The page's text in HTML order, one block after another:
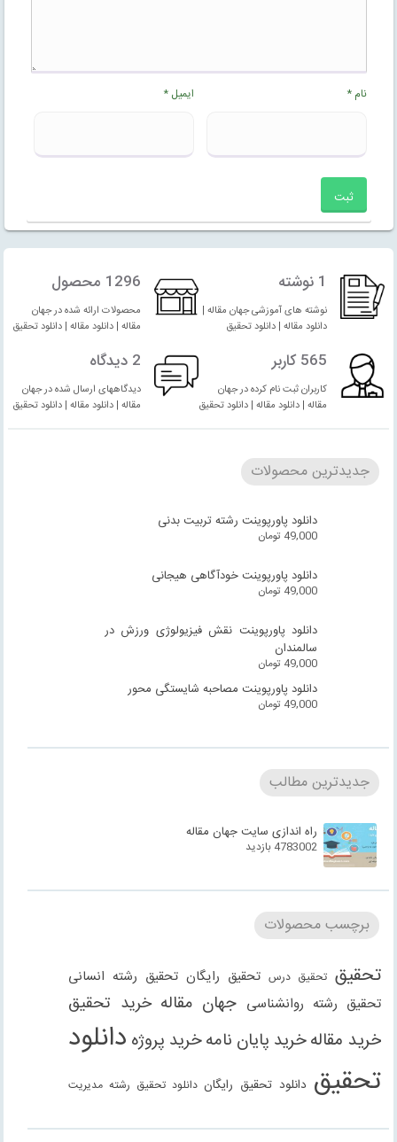
نام* ایمیل*
1 نوشته
نوشته های آموزشی جهان مقاله |
دانلود مقاله | دانلود تحقیق
1296 محصول
محصولات ارائه شده در جهان
مقاله | دانلود مقاله | دانلود تحقیق
565 کاربر
کاربران ثبت نام کرده در جهان
مقاله | دانلود مقاله | دانلود تحقیق
2 دیدگاه
دیدگاههای ارسال شده در جهان
مقاله | دانلود مقاله | دانلود تحقیق
جدیدترین محصولات
دانلود پاورپوینت رشته تربیت بدنی
49,000 تومان
دانلود پاورپوینت خودآگاهی هیجانی
49,000 تومان
دانلود پاورپوینت نقش فیزیولوژی ورزش در
سالمندان
49,000 تومان
دانلود پاورپوینت مصاحبه شایستگی محور
49,000 تومان
جدیدترین مطالب
راه اندازی سایت جهان مقاله
4783002 بازدید
برچسب محصولات
تحقیق تحقیق درس تحقیق رایگان تحقیق رشته انسانی
تحقیق رشته روانشناسی جهان مقاله خرید تحقیق
خرید مقالهخرید پایان نامهخرید پروژه دانلود
تحقیق دانلود تحقیق رایگان دانلود تحقیق رشته مدیریت
دانلود مقاله دانلود مقاله رایگان دانلود مقاله رشته